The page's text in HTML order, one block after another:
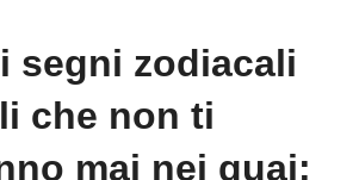
segni zodiacali
che non ti
mai nei guai: